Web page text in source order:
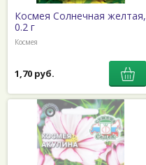
Космея Солнечная желтая,
0.2 г
Космея
1,70 руб.